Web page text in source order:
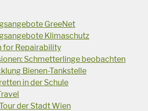
GreeNet
Klimaschutz
for Repairability
Schmetterlinge beobachten
Bienen-Tankstelle
in der Schule
der Stadt Wien